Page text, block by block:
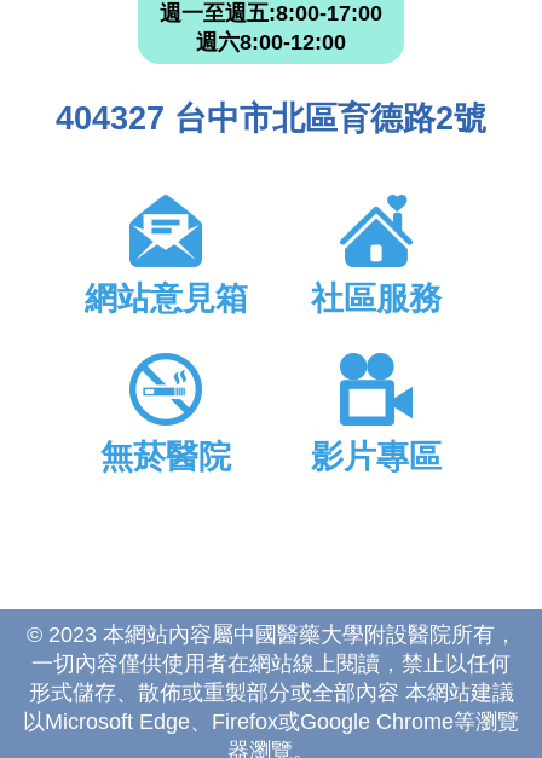
週一至週五:8:00-17:00
週六8:00-12:00
404327 台中市北區育德路2號
網站意見箱 社區服務
無菸醫院 影片專區
© 2023 本網站內容屬中國醫藥大學附設醫院所有，
一切內容僅供使用者在網站線上閱讀，禁止以任何
形式儲存、散佈或重製部分或全部內容 本網站建議
以Microsoft Edge、Firefox或Google Chrome等瀏覽
器瀏覽。